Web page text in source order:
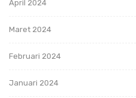
April 2024
Maret 2024
Februari 2024
Januari 2024